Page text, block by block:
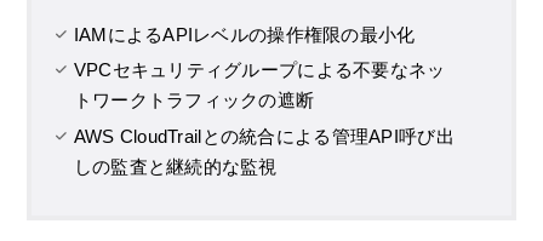
IAMによるAPIレベルの操作権限の最小化
VPCセキュリティグループによる不要なネッ
トワークトラフィックの遮断
AWS CloudTrailとの統合による管理API呼び出
しの監査と継続的な監視